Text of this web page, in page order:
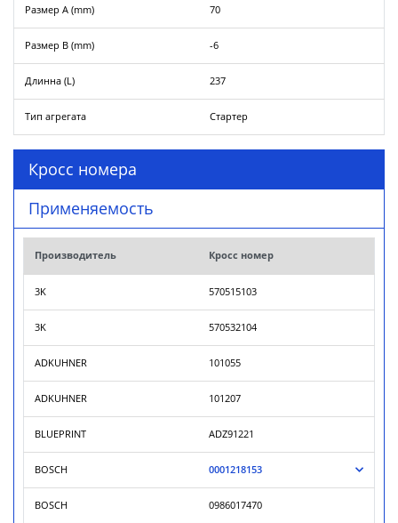
Размер A (mm) 70
Размер B (mm) -6
Длинна (L) 237
Тип агрегата Стартер
Кросс номера
Применяемость
Производитель Кросс номер
3K 570515103
3K 570532104
ADKUHNER 101055
ADKUHNER 101207
BLUEPRINT ADZ91221
BOSCH 0001218153
BOSCH 0986017470